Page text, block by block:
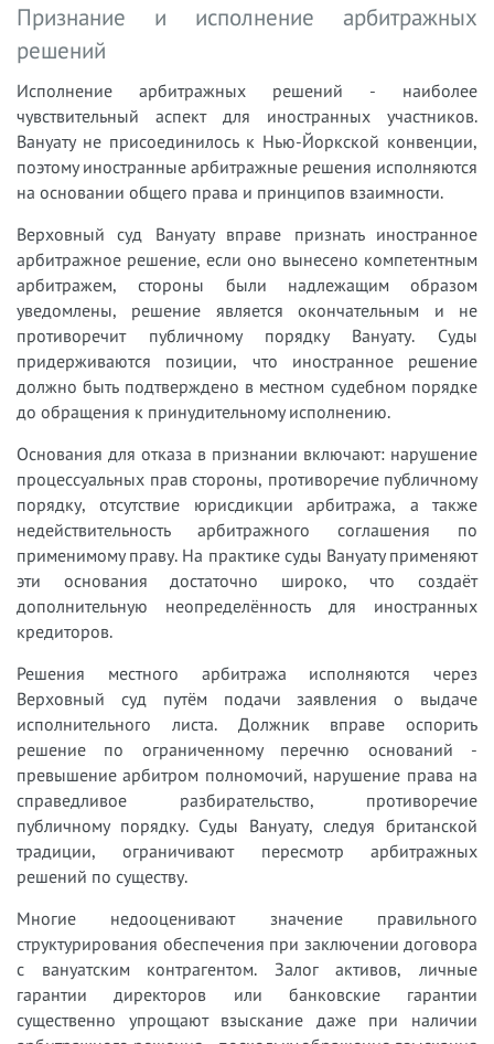
Признание и исполнение арбитражных
решений
Исполнение арбитражных решений - наиболее
чувствительный аспект для иностранных участников.
Вануату не присоединилось к Нью-Йоркской конвенции,
поэтому иностранные арбитражные решения исполняются
на основании общего права и принципов взаимности.
Верховный суд Вануату вправе признать иностранное
арбитражное решение, если оно вынесено компетентным
арбитражем, стороны были надлежащим образом
уведомлены, решение является окончательным и не
противоречит публичному порядку Вануату. Суды
придерживаются позиции, что иностранное решение
должно быть подтверждено в местном судебном порядке
до обращения к принудительному исполнению.
Основания для отказа в признании включают: нарушение
процессуальных прав стороны, противоречие публичному
порядку, отсутствие юрисдикции арбитража, а также
недействительность арбитражного соглашения по
применимому праву. На практике суды Вануату применяют
эти основания достаточно широко, что создаёт
дополнительную неопределённость для иностранных
кредиторов.
Решения местного арбитража исполняются через
Верховный суд путём подачи заявления о выдаче
исполнительного листа. Должник вправе оспорить
решение по ограниченному перечню оснований -
превышение арбитром полномочий, нарушение права на
справедливое разбирательство, противоречие
публичному порядку. Суды Вануату, следуя британской
традиции, ограничивают пересмотр арбитражных
решений по существу.
Многие недооценивают значение правильного
структурирования обеспечения при заключении договора
с вануатским контрагентом. Залог активов, личные
гарантии директоров или банковские гарантии
существенно упрощают взыскание даже при наличии